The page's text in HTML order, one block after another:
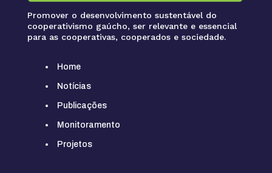
Promover o desenvolvimento sustentável do
cooperativismo gaúcho, ser relevante e essencial
para as cooperativas, cooperados e sociedade.
Home
Notícias
Publicações
Monitoramento
Projetos